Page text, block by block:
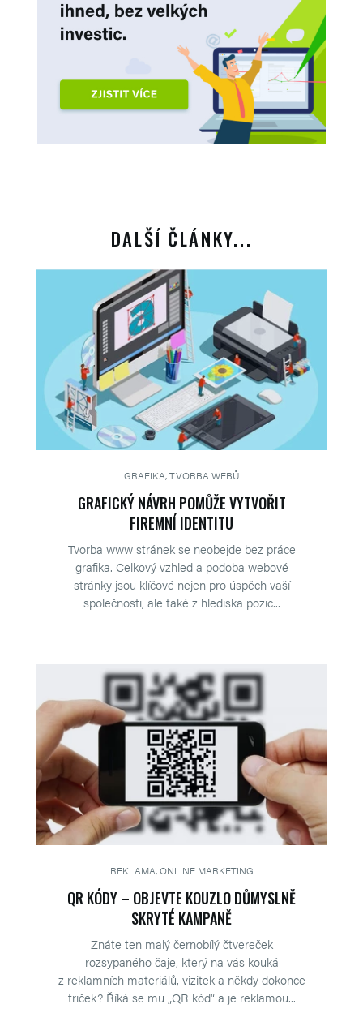
DALŠÍ ČLÁNKY...
GRAFIKA, TVORBA WEBŮ
GRAFICKÝ NÁVRH POMŮŽE VYTVOŘIT
FIREMNÍ IDENTITU
Tvorba www stránek se neobejde bez práce
grafika. Celkový vzhled a podoba webové
stránky jsou klíčové nejen pro úspěch vaší
společnosti, ale také z hlediska pozic...
REKLAMA, ONLINE MARKETING
QR KÓDY – OBJEVTE KOUZLO DŮMYSLNĚ
SKRYTÉ KAMPANĚ
Znáte ten malý černobílý čtvereček
rozsypaného čaje, který na vás kouká
z reklamních materiálů, vizitek a někdy dokonce
triček? Říká se mu „QR kód“ a je reklamou...